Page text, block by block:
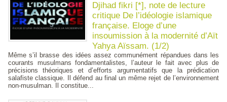
Djihad fikri [*], note de lecture
critique De l’idéologie islamique
française. Eloge d’une
insoumission à la modernité d’Aït
Yahya Aïssam. (1/2)
Même s’il brasse des idées assez communément répandues dans les
courants musulmans fondamentalistes, l’auteur le fait avec plus de
précisions théoriques et d’efforts argumentatifs que la prédication
salafiste classique. Il défend au final un même rejet de l’environnement
non-musulman. Il constitue...